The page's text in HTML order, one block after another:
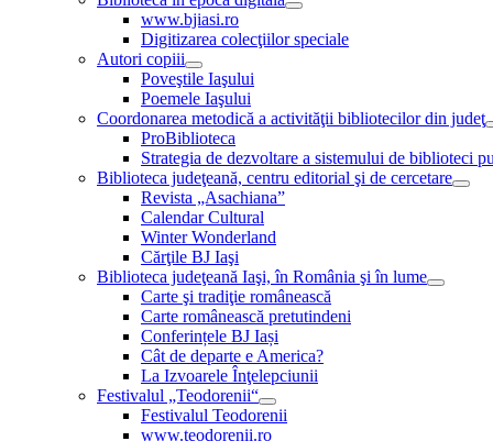
www.bjiasi.ro
Digitizarea colecţiilor speciale
Autori copiii
Poveştile Iaşului
Poemele Iaşului
Coordonarea metodică a activităţii bibliotecilor din judeţ
ProBiblioteca
Strategia de dezvoltare a sistemului de biblioteci
Biblioteca judeţeană, centru editorial şi de cercetare
Revista „Asachiana”
Calendar Cultural
Winter Wonderland
Cărţile BJ Iaşi
Biblioteca judeţeană Iaşi, în România şi în lume
Carte şi tradiţie românească
Carte românească pretutindeni
Conferințele BJ Iași
Cât de departe e America?
La Izvoarele Înţelepciunii
Festivalul „Teodorenii“
Festivalul Teodorenii
www.teodorenii.ro